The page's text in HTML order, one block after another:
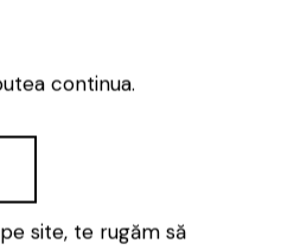
09:00 – 18:00
continua.
site, te rugăm să